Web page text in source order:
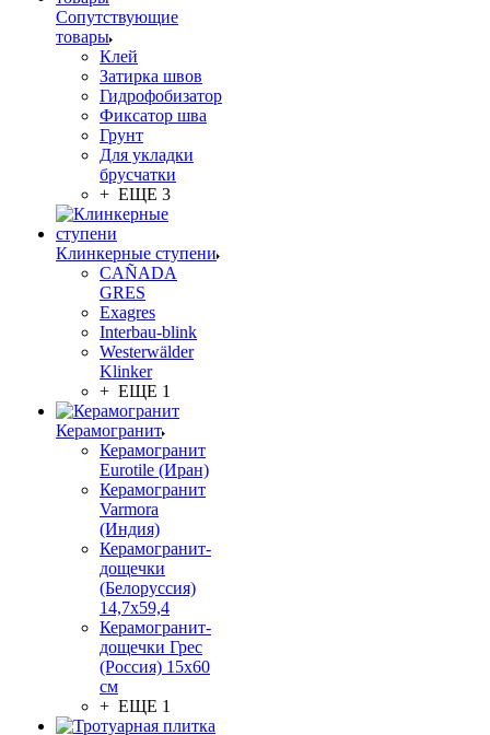
Сопутствующие
товары
Клей
Затирка швов
Гидрофобизатор
Фиксатор шва
Грунт
Для укладки
брусчатки
+ ЕЩЕ 3
Клинкерные ступени
CAÑADA
GRES
Exagres
Interbau-blink
Westerwälder
Klinker
+ ЕЩЕ 1
Керамогранит
Керамогранит
Eurotile (Иран)
Керамогранит
Varmora
(Индия)
Керамогранит-
дощечки
(Белоруссия)
14,7x59,4
Керамогранит-
дощечки Грес
(Россия) 15х60
см
+ ЕЩЕ 1